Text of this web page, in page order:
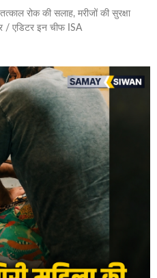
रोक की सलाह, मरीजों की सुरक्षा
/ एडिटर इन चीफ ISA